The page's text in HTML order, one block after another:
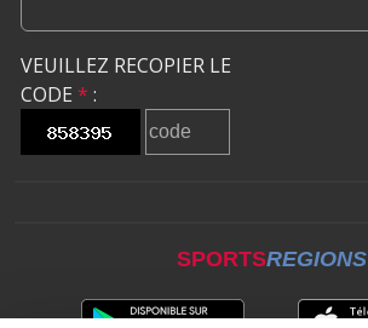
VEUILLEZ RECOPIER LE
CODE * :
SPORTSREGIONS